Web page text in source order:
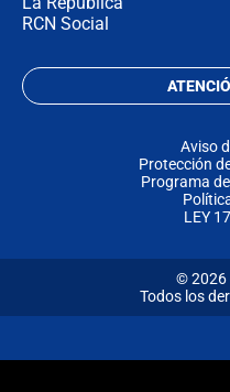
RCN Social
Aviso
Protección
Programa
LEY
© 2026
Todos los